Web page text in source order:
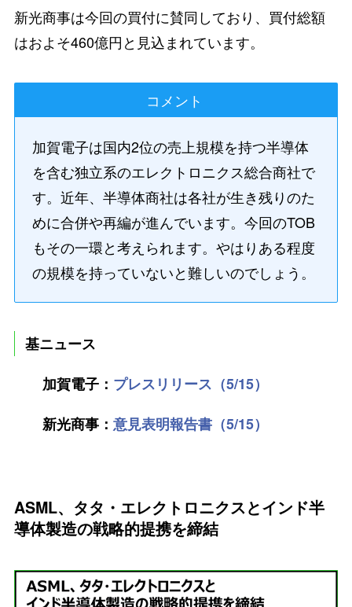
新光商事は今回の買付に賛同しており、買付総額
はおよそ460億円と見込まれています。
コメント
加賀電子は国内2位の売上規模を持つ半導体
を含む独立系のエレクトロニクス総合商社で
す。近年、半導体商社は各社が生き残りのた
めに合併や再編が進んでいます。今回のTOB
もその一環と考えられます。やはりある程度
の規模を持っていないと難しいのでしょう。
基ニュース
加賀電子： プレスリリース（5/15）
新光商事： 意見表明報告書（5/15）
ASML、タタ・エレクトロニクスとインド半
導体製造の戦略的提携を締結